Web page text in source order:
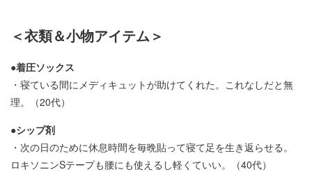
＜衣類＆小物アイテム＞
●着圧ソックス
・寝ている間にメディキュットが助けてくれた。これなしだと無
理。（20代）
●シップ剤
・次の日のために休息時間を毎晩貼って寝て足を生き返らせる。
ロキソニンSテープも腰にも使えるし軽くていい。（40代）